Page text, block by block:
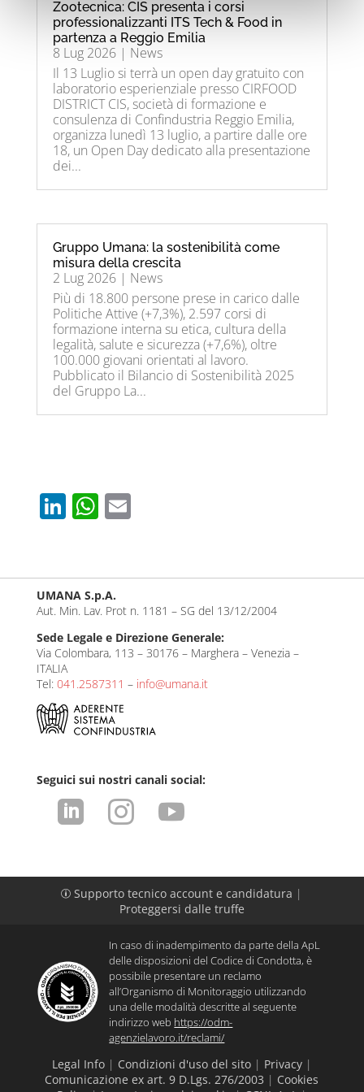
Zootecnica: CIS presenta i corsi
professionalizzanti ITS Tech & Food in
partenza a Reggio Emilia
8 Lug 2026| News
Il 13 Luglio si terrà un open day gratuito con
laboratorio esperienziale presso CIRFOOD
DISTRICT CIS, società di formazione e
consulenza di Confindustria Reggio Emilia,
organizza lunedì 13 luglio, a partire dalle ore
18, un Open Day dedicato alla presentazione
dei...
Gruppo Umana: la sostenibilità come
misura della crescita
2 Lug 2026| News
Più di 18.800 persone prese in carico dalle
Politiche Attive (+7,3%), 2.597 corsi di
formazione interna su etica, cultura della
legalità, salute e sicurezza (+7,6%), oltre
100.000 giovani orientati al lavoro.
Pubblicato il Bilancio di Sostenibilità 2025
del Gruppo La...
Li
e
dI
n
W
s
A
p
p
E
UMANA S.p.A.
Aut. Min. Lav. Prot n. 1181 – SG del 13/12/2004
Sede Legale e Direzione Generale:
Via Colombara, 113 – 30176 – Marghera – Venezia –
ITALIA
Tel: 041.2587311 – info@umana.it
Seguici sui nostri canali social:
  
p Supporto tecnico account e candidatura |
Proteggersi dalle truffe
In caso di inadempimento da parte della ApL
delle disposizioni del Codice di Condotta, è
possibile presentare un reclamo
all’Organismo di Monitoraggio utilizzando
una delle modalità descritte al seguente
indirizzo web https://odm-
agenzielavoro.it/reclami/
Legal Info| Condizioni d'uso del sito| Privacy|
Comunicazione ex art. 9 D.Lgs. 276/2003 | Cookies